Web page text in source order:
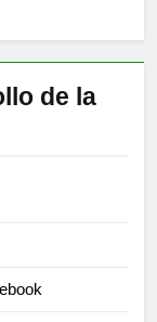
de la